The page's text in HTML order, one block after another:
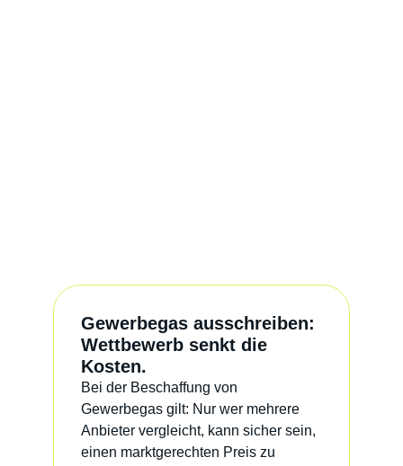
Gewerbegas ausschreiben:
Wettbewerb senkt die
Kosten.
Bei der Beschaffung von
Gewerbegas gilt: Nur wer mehrere
Anbieter vergleicht, kann sicher sein,
einen marktgerechten Preis zu